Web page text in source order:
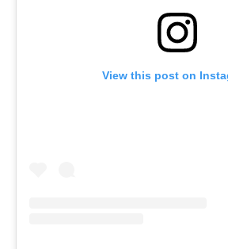
View this post on